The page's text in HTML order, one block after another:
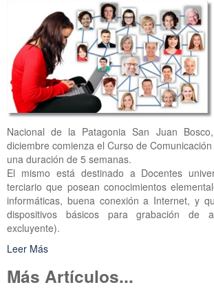
Nacional de la Patagonia San Juan
diciembre comienza el Curso de
una duración de 5 semanas.
El mismo está destinado a Docentes
terciario que posean conocimientos
informáticas, buena conexión a Internet, y
dispositivos básicos para grabación de
excluyente).
Leer Más
Más Artículos...